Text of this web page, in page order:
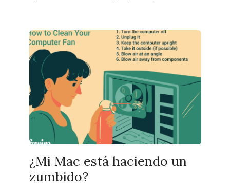
¿Mi Mac está haciendo un
zumbido?